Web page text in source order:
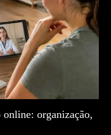
online: organização,